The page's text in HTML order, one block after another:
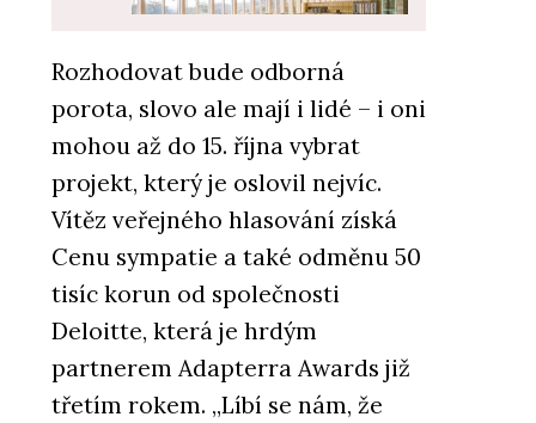
Vícevrstvé desky NOVATOP SWP
PRODUKTY
Modulární systém NOVATOP
BLOCK
Rozhodovat bude odborná
porota, slovo ale mají i lidé – i oni
mohou až do 15. října vybrat
projekt, který je oslovil nejvíc.
Vítěz veřejného hlasování získá
Cenu sympatie a také odměnu 50
tisíc korun od společnosti
Deloitte, která je hrdým
partnerem Adapterra Awards již
třetím rokem. „Líbí se nám, že